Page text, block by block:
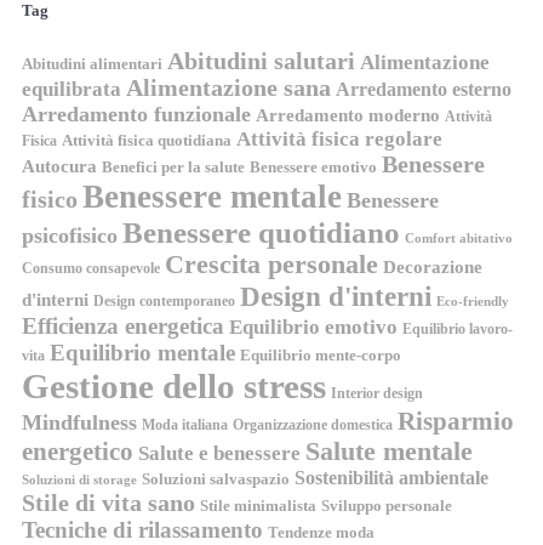
Tag
Abitudini alimentari Abitudini salutari Alimentazione
equilibrata Alimentazione sana Arredamento esterno
Arredamento funzionale Arredamento moderno Attività
Fisica Attività fisica quotidiana Attività fisica regolare
Autocura Benefici per la salute Benessere emotivo Benessere
fisico Benessere mentale Benessere
psicofisico Benessere quotidiano Comfort abitativo
Consumo consapevole Crescita personale Decorazione
d'interni Design contemporaneo Design d'interni Eco-friendly
Efficienza energetica Equilibrio emotivo Equilibrio lavoro-
vita Equilibrio mentale Equilibrio mente-corpo
Gestione dello stress Interior design
Mindfulness Moda italiana Organizzazione domestica Risparmio
energetico Salute e benessere Salute mentale
Soluzioni di storage Soluzioni salvaspazio Sostenibilità ambientale
Stile di vita sano Stile minimalista Sviluppo personale
Tecniche di rilassamento Tendenze moda